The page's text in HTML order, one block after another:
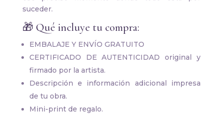
suceder.
🎁 Qué incluye tu compra:
EMBALAJE Y ENVÍO GRATUITO
CERTIFICADO DE AUTENTICIDAD original y
firmado por la artista.
Descripción e información adicional impresa
de tu obra.
Mini-print de regalo.